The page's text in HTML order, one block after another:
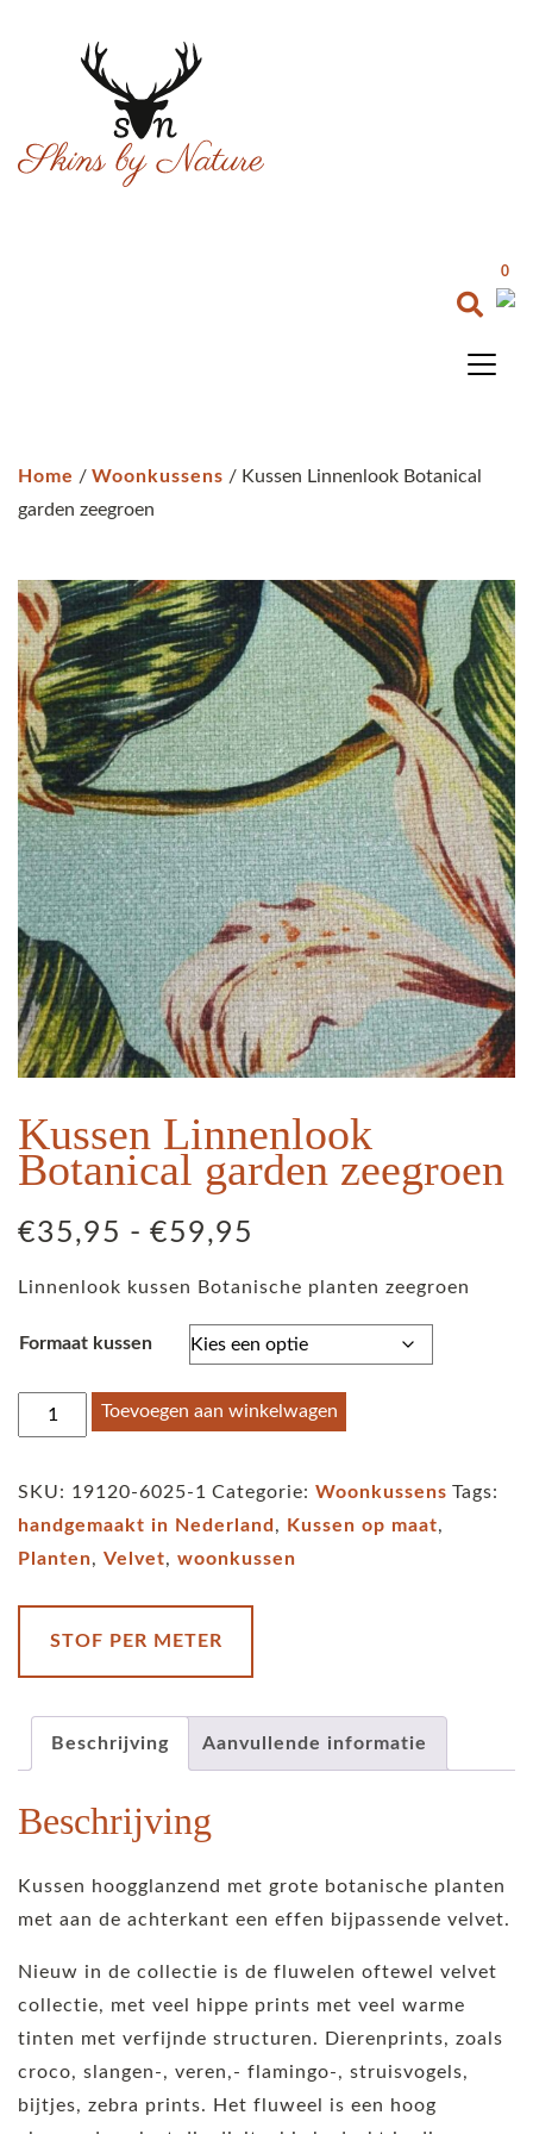
0
Home / Woonkussens / Kussen Linnenlook Botanical
garden zeegroen
Kussen Linnenlook
Botanical garden zeegroen
€35,95 - €59,95
tot
€59,95
Linnenlook kussen Botanische planten zeegroen
Formaat kussen
Kussen
Linnenlook
zeegroen
Toevoegen aan winkelwagen
SKU: 19120-6025-1 Categorie: Woonkussens Tags:
handgemaakt in Nederland , Kussen op maat,
Planten, Velvet, woonkussen
STOF PER METER
Beschrijving Aanvullende informatie
Beschrijving
Kussen hoogglanzend met grote botanische planten
met aan de achterkant een effen bijpassende velvet.
Nieuw in de collectie is de fluwelen oftewel velvet
collectie, met veel hippe prints met veel warme
tinten met verfijnde structuren. Dierenprints, zoals
croco, slangen-, veren,- flamingo-, struisvogels,
bijtjes, zebra prints. Het fluweel is een hoog